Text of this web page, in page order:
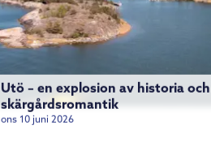
Utö – en explosion av historia och
skärgårdsromantik
ons 10 juni 2026